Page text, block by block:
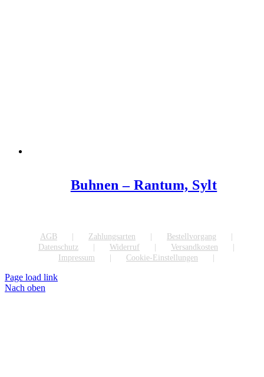
Buhnen – Rantum, Sylt
AGB Zahlungsarten
Bestellvorgang
Datenschutz
Widerruf
Versandkosten
Impressum
Cookie-Einstellungen
Page load link
Nach oben